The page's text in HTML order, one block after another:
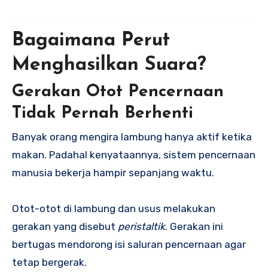
Bagaimana Perut
Menghasilkan Suara?
Gerakan Otot Pencernaan
Tidak Pernah Berhenti
Banyak orang mengira lambung hanya aktif ketika
makan. Padahal kenyataannya, sistem pencernaan
manusia bekerja hampir sepanjang waktu.
Otot-otot di lambung dan usus melakukan
gerakan yang disebut peristaltik. Gerakan ini
bertugas mendorong isi saluran pencernaan agar
tetap bergerak.